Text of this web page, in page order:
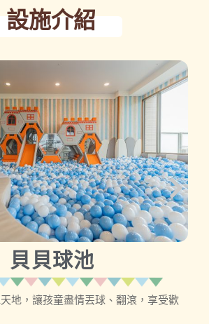
0
設施介紹
貝貝球池
地，讓孩童盡情丟球、翻滾，享受歡